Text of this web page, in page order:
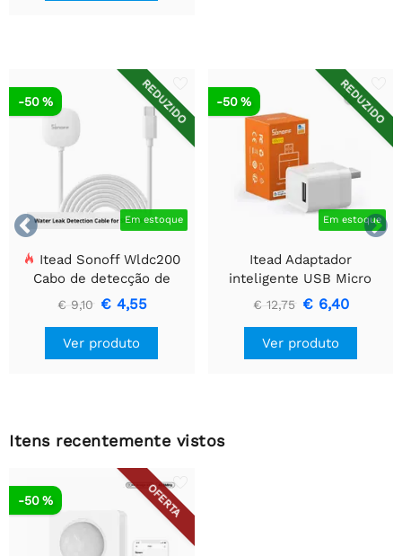


REDUZIDO
Em estoque
-50 %
Itead Sonoff Wldc200
Cabo de detecção de
vazamento de água
€ 9,10 € 4,55
Ver produto
REDUZIDO
Em estoque
-50 %
Itead Adaptador
inteligente USB Micro
Zigbee SONOFF
€ 12,75 € 6,40
Ver produto
Itens recentemente vistos
OFERTA
-50 %